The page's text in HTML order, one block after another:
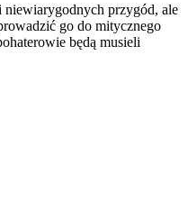
niewiarygodnych przygód, ale
go do mitycznego
będą musieli